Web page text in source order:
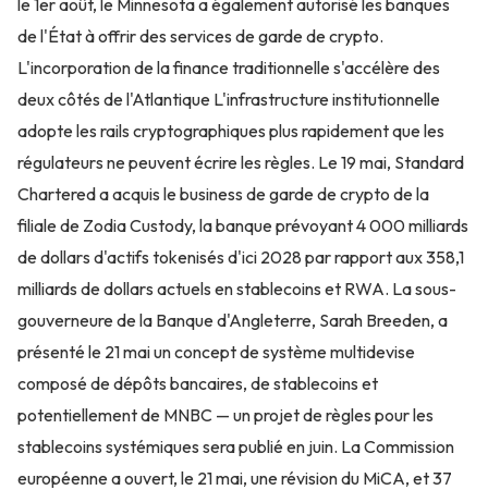
de l'État à offrir des services de garde de crypto.
L'incorporation de la finance traditionnelle s'accélère des
deux côtés de l'Atlantique L'infrastructure institutionnelle
adopte les rails cryptographiques plus rapidement que les
régulateurs ne peuvent écrire les règles. Le 19 mai, Standard
Chartered a acquis le business de garde de crypto de la
filiale de Zodia Custody, la banque prévoyant 4 000 milliards
de dollars d'actifs tokenisés d'ici 2028 par rapport aux 358,1
milliards de dollars actuels en stablecoins et RWA. La sous-
gouverneure de la Banque d'Angleterre, Sarah Breeden, a
présenté le 21 mai un concept de système multidevise
composé de dépôts bancaires, de stablecoins et
potentiellement de MNBC — un projet de règles pour les
stablecoins systémiques sera publié en juin. La Commission
européenne a ouvert, le 21 mai, une révision du MiCA, et 37